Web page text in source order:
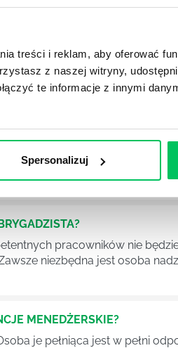
treści i reklam, aby oferować
z naszej witryny,
te informacje z innymi
Spersonalizuj
METODYCE?
czynności mających na celu
w skład specjalnych
PROJEKTOWEGO?
firmie pojęcie związane z
spotkała.
pracowników nie
niezbędna jest osoba
MENEDŻERSKIE?
je pełniąca jest w pełni